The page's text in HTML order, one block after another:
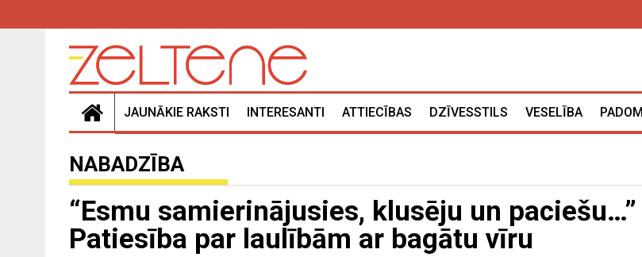
JAUNĀKIE RAKSTI INTERESANTI ATTIECĪBAS DZĪVESSTILS VESELĪBA PADOMI
NABADZĪBA
“Esmu samierinājusies, klusēju un paciešu…”
Patiesība par laulībām ar bagātu vīru